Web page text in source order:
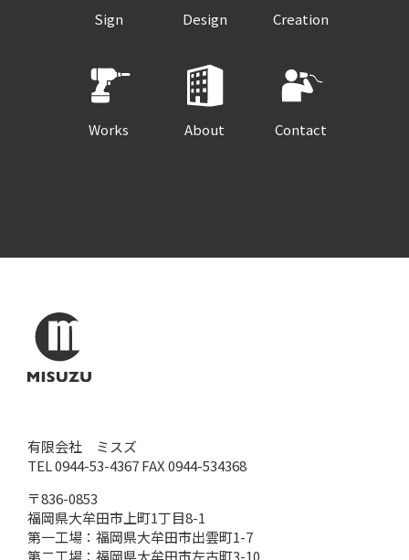
Sign Design Creation
Works About Contact
有限会社 ミスズ
TEL 0944-53-4367 FAX 0944-534368
〒836-0853
福岡県大牟田市上町1丁目8-1
第一工場：福岡県大牟田市出雲町1-7
第二工場：福岡県大牟田市左古町3-10